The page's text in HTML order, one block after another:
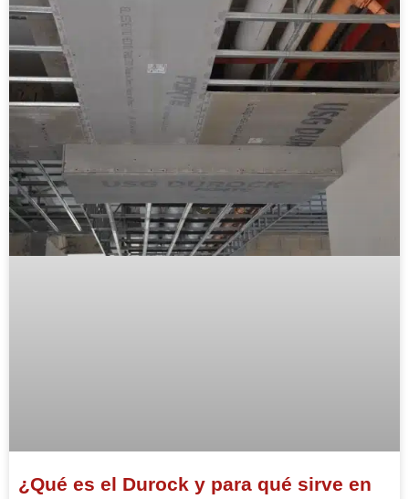
¿Qué es el Durock y para qué sirve en